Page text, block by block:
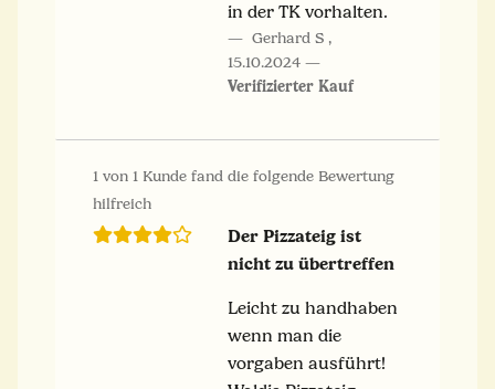
in der TK vorhalten.
Gerhard S ,
15.10.2024
Verifizierter Kauf
1 von 1 Kunde fand die folgende Bewertung
hilfreich
Der Pizzateig ist
nicht zu übertreffen
Leicht zu handhaben
wenn man die
vorgaben ausführt!